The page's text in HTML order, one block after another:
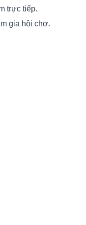
trực tiếp.
gia hội chợ.